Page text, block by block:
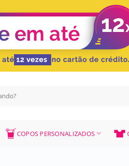
COPOS PERSONALIZADOS